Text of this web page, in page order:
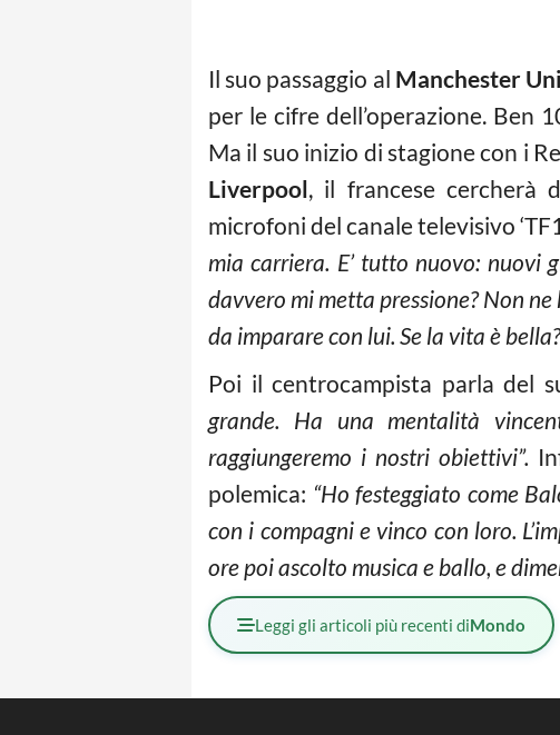
Il suo passaggio al Manchester
per le cifre dell’operazione. Ben
Ma il suo inizio di stagione con i
Liverpool, il francese cercherà
microfoni del canale televisivo
mia carriera. E’ tutto nuovo: nuovi
davvero mi metta pressione? Non ne
da imparare con lui. Se la vita è
Poi il centrocampista parla del
grande. Ha una mentalità
raggiungeremo i nostri obiettivi”.
polemica: “Ho festeggiato come
con i compagni e vinco con loro.
ore poi ascolto musica e ballo, e
Leggi gli articoli più recenti diMondo